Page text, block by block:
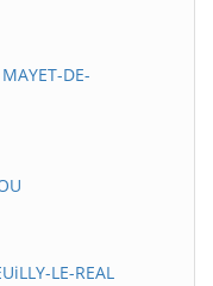
DE-
LE-REAL